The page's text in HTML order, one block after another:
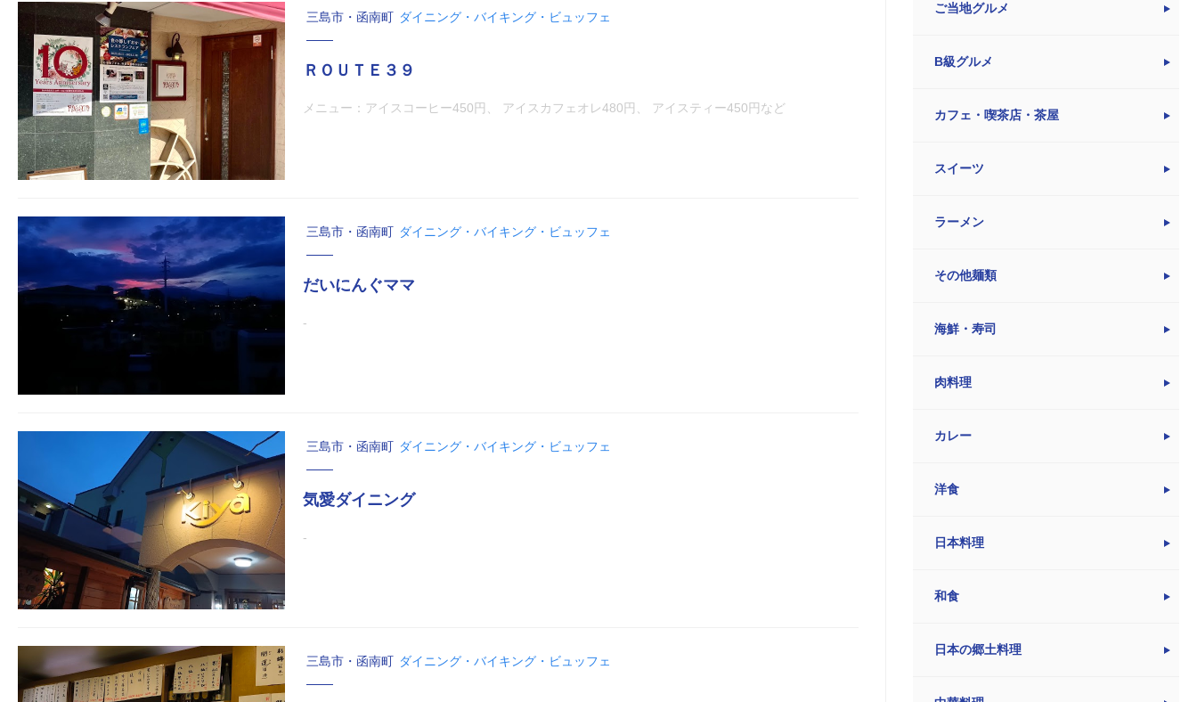
三島市・函南町 ダイニング・バイキング・ビュッフェ
ＲＯＵＴＥ３９
メニュー：アイスコーヒー450円、 アイスカフェオレ480円、 アイスティー450円など
三島市・函南町 ダイニング・バイキング・ビュッフェ
だいにんぐママ
-
三島市・函南町 ダイニング・バイキング・ビュッフェ
気愛ダイニング
‐
三島市・函南町 ダイニング・バイキング・ビュッフェ
ご当地グルメ
B級グルメ
カフェ・喫茶店・茶屋
スイーツ
ラーメン
その他麺類
海鮮・寿司
肉料理
カレー
洋食
日本料理
和食
日本の郷土料理